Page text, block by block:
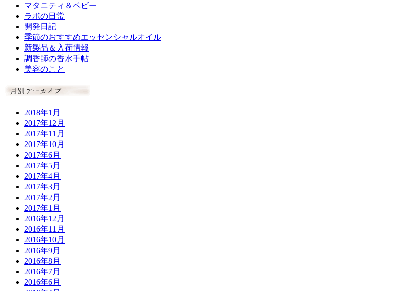
マタニティ＆ベビー
ラボの日常
開発日記
季節のおすすめエッセンシャルオイル
新製品＆入荷情報
調香師の香水手帖
美容のこと
2018年1月
2017年12月
2017年11月
2017年10月
2017年6月
2017年5月
2017年4月
2017年3月
2017年2月
2017年1月
2016年12月
2016年11月
2016年10月
2016年9月
2016年8月
2016年7月
2016年6月